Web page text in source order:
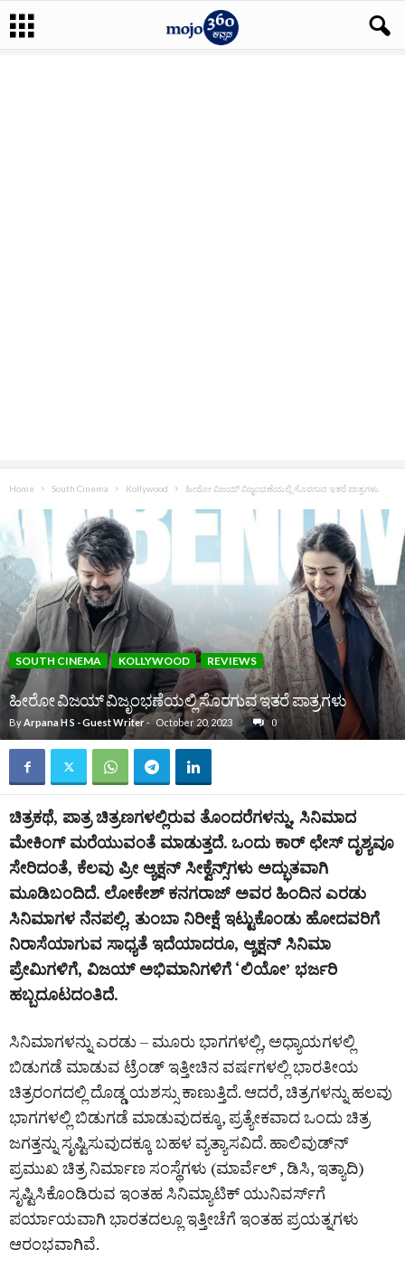
Home South Cinema Kollywood ಹೀರೋ ವಿಜಯ್‌ ವಿಜೃಂಭಣೆಯಲ್ಲಿ ಸೊರಗುವ ಇತರೆ ಪಾತ್ರಗಳು
SOUTH CINEMA KOLLYWOOD REVIEWS
ಹೀರೋ ವಿಜಯ್‌ ವಿಜೃಂಭಣೆಯಲ್ಲಿ ಸೊರಗುವ ಇತರೆ ಪಾತ್ರಗಳು
ByArpana H S - Guest Writer- October 20, 2023 0
ಚಿತ್ರಕಥೆ, ಪಾತ್ರ ಚಿತ್ರಣಗಳಲ್ಲಿರುವ ತೊಂದರೆಗಳನ್ನು, ಸಿನಿಮಾದ
ಮೇಕಿಂಗ್ ಮರೆಯುವಂತೆ ಮಾಡುತ್ತದೆ. ಒಂದು ಕಾರ್ ಛೇಸ್ ದೃಶ್ಯವೂ
ಸೇರಿದಂತೆ, ಕೆಲವು ಪ್ರೀ ಆ್ಯಕ್ಷನ್ ಸೀಕ್ವೆನ್ಸ್‌ಗಳು ಅದ್ಭುತವಾಗಿ
ಮೂಡಿಬಂದಿದೆ. ಲೋಕೇಶ್ ಕನಗರಾಜ್ ಅವರ ಹಿಂದಿನ ಎರಡು
ಸಿನಿಮಾಗಳ ನೆನಪಲ್ಲಿ, ತುಂಬಾ ನಿರೀಕ್ಷೆ ಇಟ್ಟುಕೊಂಡು ಹೋದವರಿಗೆ
ನಿರಾಸೆಯಾಗುವ ಸಾಧ್ಯತೆ ಇದೆಯಾದರೂ, ಆ್ಯಕ್ಷನ್ ಸಿನಿಮಾ
ಪ್ರೇಮಿಗಳಿಗೆ, ವಿಜಯ್ ಅಭಿಮಾನಿಗಳಿಗೆ ‘ಲಿಯೋ’ ಭರ್ಜರಿ
ಹಬ್ಬದೂಟದಂತಿದೆ.
ಸಿನಿಮಾಗಳನ್ನು ಎರಡು – ಮೂರು ಭಾಗಗಳಲ್ಲಿ, ಅಧ್ಯಾಯಗಳಲ್ಲಿ
ಬಿಡುಗಡೆ ಮಾಡುವ ಟ್ರೆಂಡ್ ಇತ್ತೀಚಿನ ವರ್ಷಗಳಲ್ಲಿ ಭಾರತೀಯ
ಚಿತ್ರರಂಗದಲ್ಲಿ ದೊಡ್ಡ ಯಶಸ್ಸು ಕಾಣುತ್ತಿದೆ. ಆದರೆ, ಚಿತ್ರಗಳನ್ನು ಹಲವು
ಭಾಗಗಳಲ್ಲಿ ಬಿಡುಗಡೆ ಮಾಡುವುದಕ್ಕೂ, ಪ್ರತ್ಯೇಕವಾದ ಒಂದು ಚಿತ್ರ
ಜಗತ್ತನ್ನು ಸೃಷ್ಟಿಸುವುದಕ್ಕೂ ಬಹಳ ವ್ಯತ್ಯಾಸವಿದೆ. ಹಾಲಿವುಡ್‌ನ್
ಪ್ರಮುಖ ಚಿತ್ರ ನಿರ್ಮಾಣ ಸಂಸ್ಥೆಗಳು (ಮಾರ್ವೆಲ್ , ಡಿಸಿ, ಇತ್ಯಾದಿ)
ಸೃಷ್ಟಿಸಿಕೊಂಡಿರುವ ಇಂತಹ ಸಿನಿಮ್ಯಾಟಿಕ್ ಯುನಿವರ್ಸ್‌ಗೆ
ಪರ್ಯಾಯವಾಗಿ ಭಾರತದಲ್ಲೂ ಇತ್ತೀಚೆಗೆ ಇಂತಹ ಪ್ರಯತ್ನಗಳು
ಆರಂಭವಾಗಿವೆ.